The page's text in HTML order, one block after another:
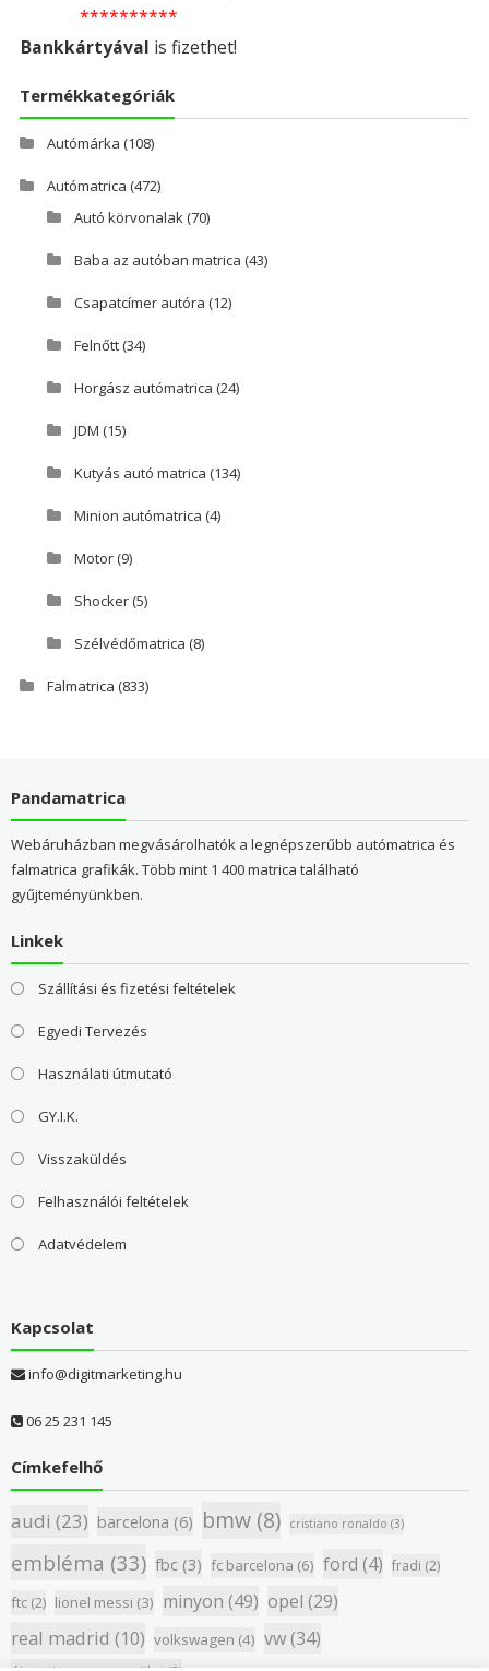
**********
Bankkártyával is fizethet!
Termékkategóriák
Autómárka (108)
Autómatrica (472)
Autó körvonalak(70)
Baba az autóban matrica (43)
Csapatcímer autóra (12)
Felnőtt(34)
Horgász autómatrica (24)
JDM (15)
Kutyás autó matrica (134)
Minion autómatrica (4)
Motor(9)
Shocker(5)
Szélvédőmatrica (8)
Falmatrica (833)
Pandamatrica
Webáruházban megvásárolhatók a legnépszerűbb autómatrica és
falmatrica grafikák. Több mint 1 400 matrica található
gyűjteményünkben.
Linkek
Szállítási és fizetési feltételek
Egyedi Tervezés
Használati útmutató
GY.I.K.
Visszaküldés
Felhasználói feltételek
Adatvédelem
Kapcsolat
info@digitmarketing.hu
06 25 231 145
Címkefelhő
audi (23) barcelona (6) bmw(8) cristiano ronaldo (3)
embléma (33) fbc (3) fc barcelona (6) ford (4) fradi (2)
ftc(2) lionel messi (3) minyon (49) opel (29)
real madrid (10) volkswagen (4) vw(34)